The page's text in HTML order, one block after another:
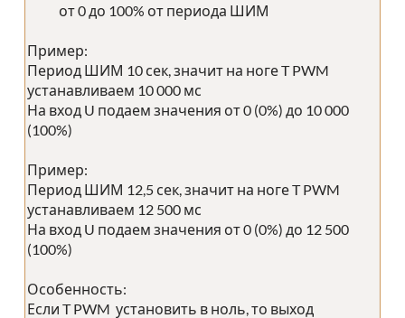
от 0 до 100% от периода ШИМ
Пример:
Период ШИМ 10 сек, значит на ноге T PWM
устанавливаем 10 000 мс
На вход U подаем значения от 0 (0%) до 10 000
(100%)
Пример:
Период ШИМ 12,5 сек, значит на ноге T PWM
устанавливаем 12 500 мс
На вход U подаем значения от 0 (0%) до 12 500
(100%)
Особенность:
Если T PWM установить в ноль, то выход